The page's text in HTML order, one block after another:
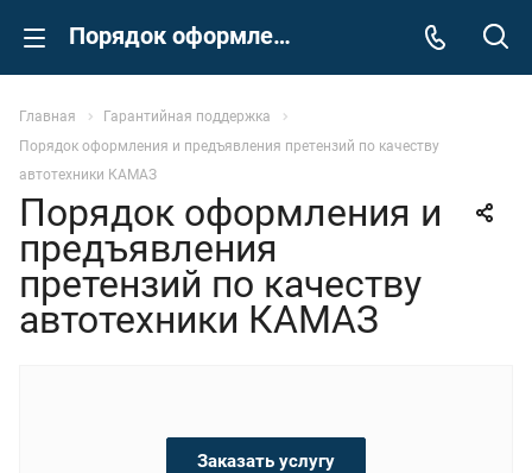
Порядок оформления и предъявления претензий по качеству автотехники КАМАЗ
Главная
Гарантийная поддержка
Порядок оформления и предъявления претензий по качеству
автотехники КАМАЗ
Порядок оформления и
предъявления
претензий по качеству
автотехники КАМАЗ
Заказать услугу